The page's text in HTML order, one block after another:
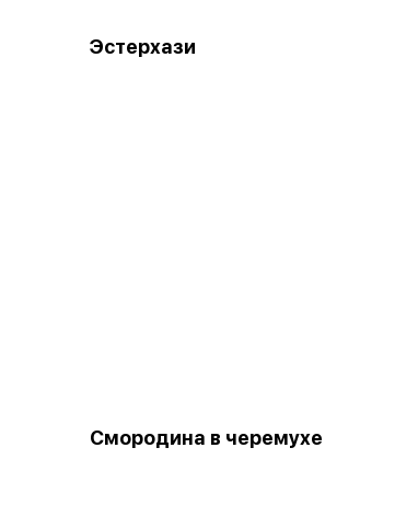
Эстерхази
Смородина в черемухе